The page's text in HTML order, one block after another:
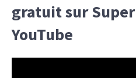
gratuit sur
YouTube